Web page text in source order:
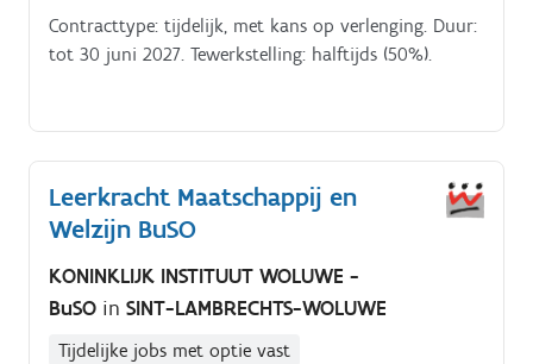
Contracttype: tijdelijk, met kans op verlenging. Duur:
tot 30 juni 2027. Tewerkstelling: halftijds (50%).
Leerkracht Maatschappij en
Welzijn BuSO
KONINKLIJK INSTITUUT WOLUWE -
BuSO in SINT-LAMBRECHTS-WOLUWE
Tijdelijke jobs met optie vast